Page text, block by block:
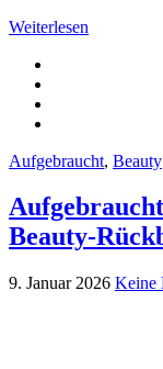
Weiterlesen
Aufgebraucht, Beauty
Beauty-
9. Januar 2026 Keine